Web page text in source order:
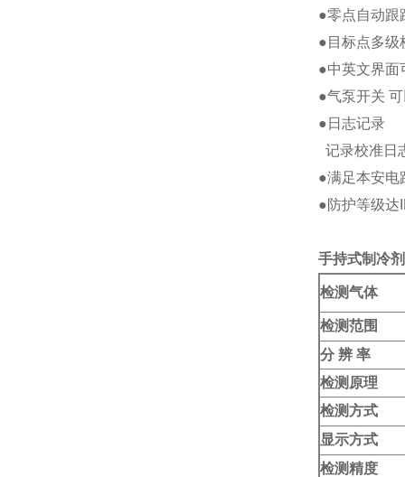
●零点自动跟
●目标点多级
●中英文界面
●气泵开关
●日志记录
记录校准日
●满足本安电
●防护等级达
手持式制冷
检测气体
检测范围
分 辨 率
检测原理
检测方式
显示方式
检测精度